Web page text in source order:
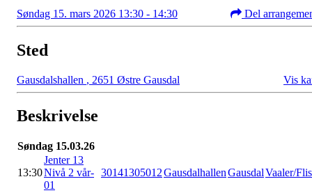
Søndag 15. mars 2026 13:30 - 14:30 Del
Sted
Gausdalshallen , 2651 Østre Gausdal Vis
Beskrivelse
Søndag 15.03.26
13:30
Jenter 13
Nivå 2 vår-
01
30141305012GausdalhallenGausdalVaaler/